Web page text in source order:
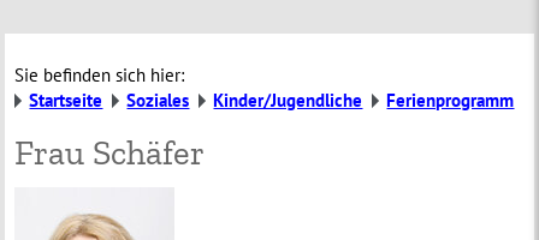
Sie befinden sich hier:
Startseite
Soziales Kinder/Jugendliche Ferienprogramm
Frau Schäfer